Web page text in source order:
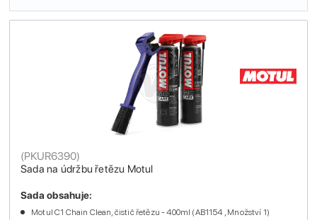
Sada na údržbu řetězu Motul
(PKUR6390)
Sada obsahuje:
Motul C1 Chain Clean, čistič řetězu - 400ml (AB1154 , Množství 1)